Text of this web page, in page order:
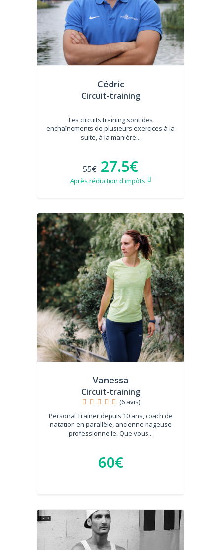
Cédric
Circuit-training
Les circuits training sont des
enchaînements de plusieurs exercices à la
suite, à la manière...
55€ 27.5€
Après réduction d'impôts
Vanessa
Circuit-training
(6 avis)
Personal Trainer depuis 10 ans, coach de
natation en parallèle, ancienne nageuse
professionnelle. Que vous...
60€